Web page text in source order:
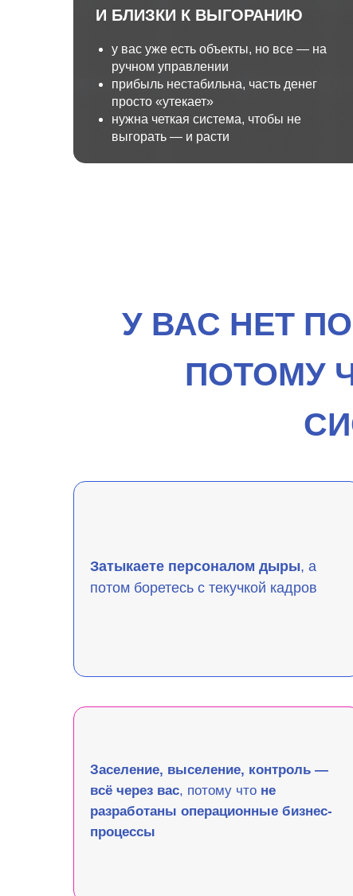
И БЛИЗКИ К ВЫГОРАНИЮ
у вас уже есть объекты, но все — на
ручном управлении
прибыль нестабильна, часть денег
просто «утекает»
нужна четкая система, чтобы не
выгорать — и расти
У ВАС НЕТ
ПОТОМУ
Затыкаете персоналом дыры, а
потом боретесь с текучкой кадров
Заселение, выселение, контроль —
всё через вас, потому что не
разработаны операционные бизнес-
процессы